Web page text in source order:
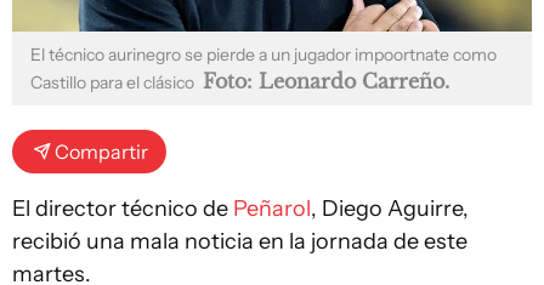
El técnico aurinegro se pierde a un jugador impoortnate como
Castillo para el clásico Foto: Leonardo Carreño.
Compartir
El director técnico de Peñarol, Diego Aguirre,
recibió una mala noticia en la jornada de este
martes.